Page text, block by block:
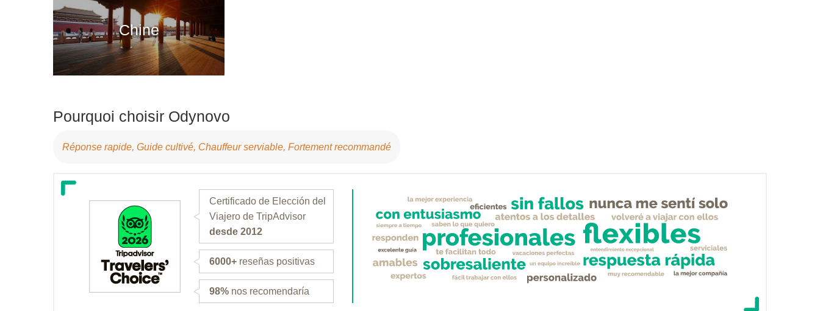
Chine
Pourquoi choisir Odynovo
Réponse rapide, Guide cultivé, Chauffeur serviable, Fortement recommandé
Certificado de Elección del
Viajero de TripAdvisor
desde 2012
6000+reseñas positivas
98%nos recomendaría